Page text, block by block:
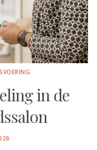
in de